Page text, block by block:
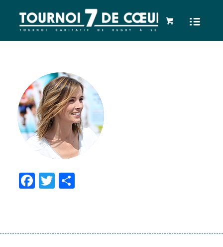
Facebook
Twitter
Partager